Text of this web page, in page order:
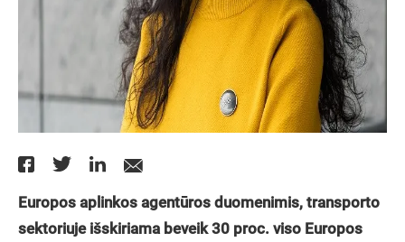
Europos aplinkos agentūros duomenimis, transporto
sektoriuje išskiriama beveik 30 proc. viso Europos